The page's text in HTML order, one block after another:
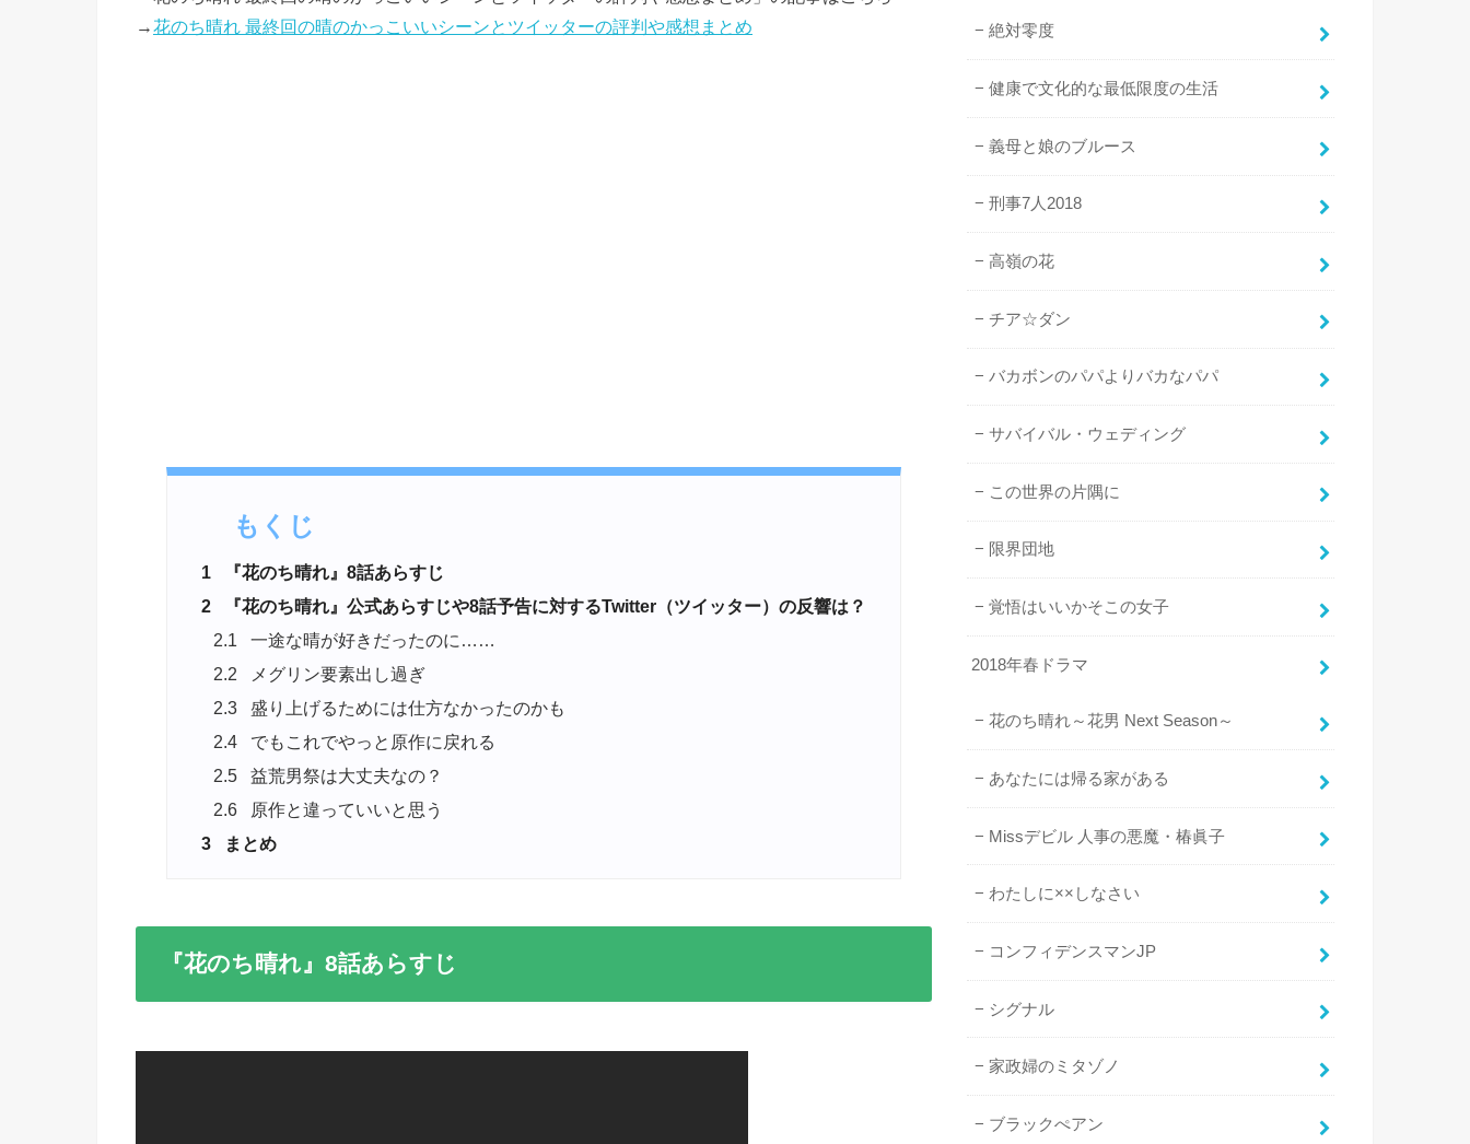
→花のち晴れ 最終回の晴のかっこいいシーンとツイッターの評判や感想まとめ
もくじ
1
『花のち晴れ』8話あらすじ
2
『花のち晴れ』公式あらすじや8話予告に対するTwitter（ツイッター）の反響は？
2.1
一途な晴が好きだったのに……
2.2
メグリン要素出し過ぎ
2.3
盛り上げるためには仕方なかったのかも
2.4
でもこれでやっと原作に戻れる
2.5
益荒男祭は大丈夫なの？
2.6
原作と違っていいと思う
3
まとめ
『花のち晴れ』8話あらすじ
絶対零度
健康で文化的な最低限度の生活
義母と娘のブルース
刑事7人2018
高嶺の花
チア☆ダン
バカボンのパパよりバカなパパ
サバイバル・ウェディング
この世界の片隅に
限界団地
覚悟はいいかそこの女子
2018年春ドラマ
花のち晴れ～花男 Next Season～
あなたには帰る家がある
Missデビル 人事の悪魔・椿眞子
わたしに××しなさい
コンフィデンスマンJP
シグナル
家政婦のミタゾノ
ブラックぺアン